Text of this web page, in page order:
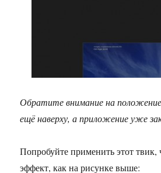
Обратите внимание на
ещё наверху, а приложение уже
Попробуйте применить этот твик,
эффект, как на рисунке выше: